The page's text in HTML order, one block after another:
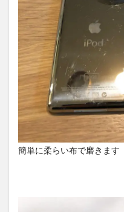
簡単に柔らい布で磨きます